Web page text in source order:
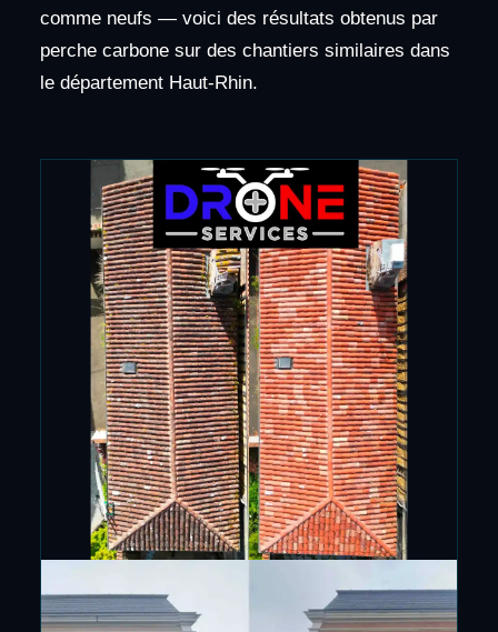
comme neufs — voici des résultats obtenus par
perche carbone sur des chantiers similaires dans
le département Haut-Rhin.